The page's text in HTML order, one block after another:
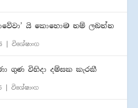
යි කොහොම නම් ලබන්න
|විශේෂාංග
ගුණ විහිදා දම්සක කැරකී
|විශේෂාංග